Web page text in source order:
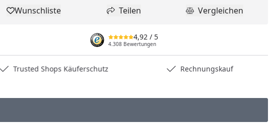
Produkt zur Wunschliste hinzufügen
Wunschliste Teilen
Teilen Produkt
Vergleichen
4,92 / 5
4.308 Bewertungen
Trusted Shops Käuferschutz Rechnungskauf